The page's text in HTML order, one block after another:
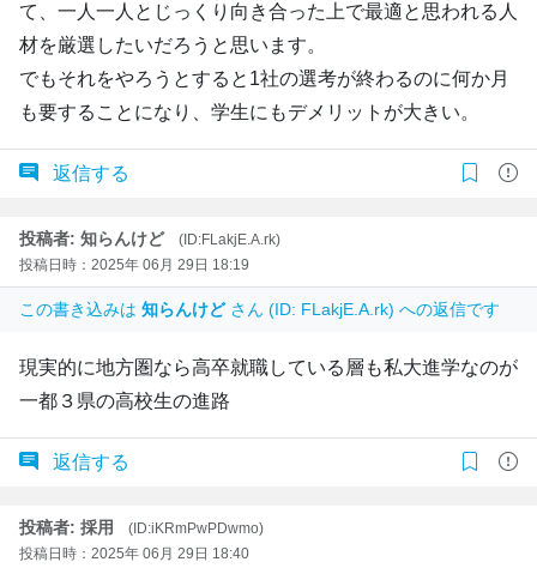
て、一人一人とじっくり向き合った上で最適と思われる人
材を厳選したいだろうと思います。
でもそれをやろうとすると1社の選考が終わるのに何か月
も要することになり、学生にもデメリットが大きい。
返信する
投稿者: 知らんけど
(ID:FLakjE.A.rk)
投稿日時：2025年 06月 29日 18:19
この書き込みは 知らんけど さん (ID: FLakjE.A.rk) への返信です
現実的に地方圏なら高卒就職している層も私大進学なのが
一都３県の高校生の進路
返信する
投稿者: 採用
(ID:iKRmPwPDwmo)
投稿日時：2025年 06月 29日 18:40